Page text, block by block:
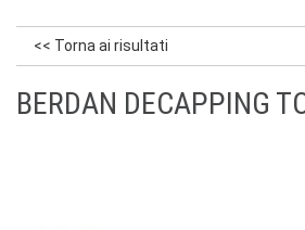
<< Torna ai risultati
BERDAN DECAPPING